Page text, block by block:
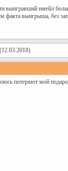
имейл
факта выигрыша, без
потеряют мой